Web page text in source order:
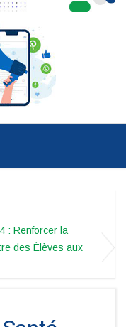
: Renforcer la
des Élèves aux